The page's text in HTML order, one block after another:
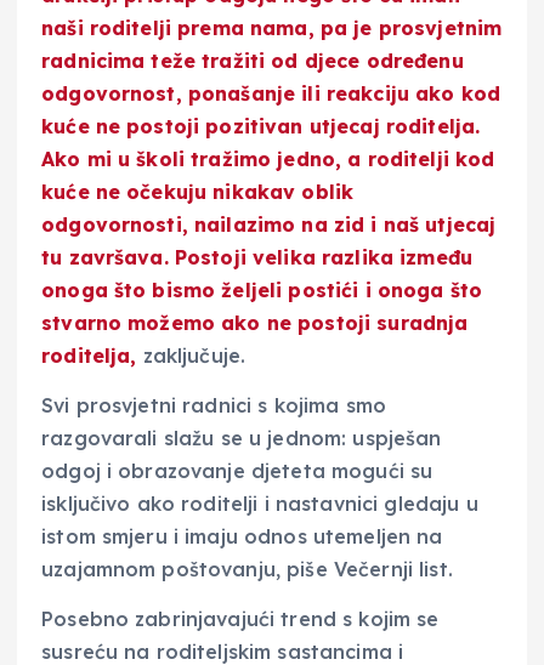
naši roditelji prema nama, pa je prosvjetnim
radnicima teže tražiti od djece određenu
odgovornost, ponašanje ili reakciju ako kod
kuće ne postoji pozitivan utjecaj roditelja.
Ako mi u školi tražimo jedno, a roditelji kod
kuće ne očekuju nikakav oblik
odgovornosti, nailazimo na zid i naš utjecaj
tu završava. Postoji velika razlika između
onoga što bismo željeli postići i onoga što
stvarno možemo ako ne postoji suradnja
roditelja, zaključuje.
Svi prosvjetni radnici s kojima smo
razgovarali slažu se u jednom: uspješan
odgoj i obrazovanje djeteta mogući su
isključivo ako roditelji i nastavnici gledaju u
istom smjeru i imaju odnos utemeljen na
uzajamnom poštovanju, piše Večernji list.
Posebno zabrinjavajući trend s kojim se
susreću na roditeljskim sastancima i